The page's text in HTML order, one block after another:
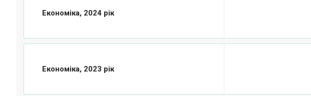
Економіка, 2024 рік
Економіка, 2023 рік